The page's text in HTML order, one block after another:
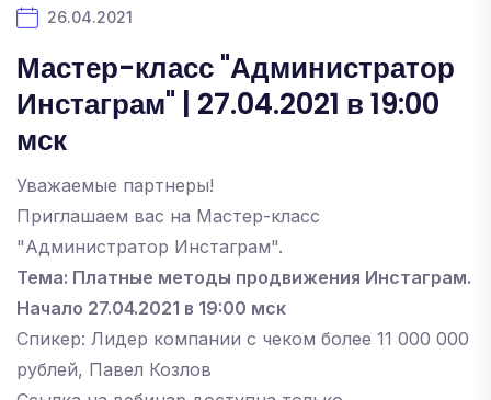
26.04.2021
Мастер-класс "Администратор
Инстаграм" | 27.04.2021 в 19:00
мск
Уважаемые партнеры!
Приглашаем вас на Мастер-класс
"Администратор Инстаграм".
Тема: Платные методы продвижения Инстаграм.
Начало 27.04.2021 в 19:00 мск
Спикер: Лидер компании с чеком более 11 000 000
рублей, Павел Козлов